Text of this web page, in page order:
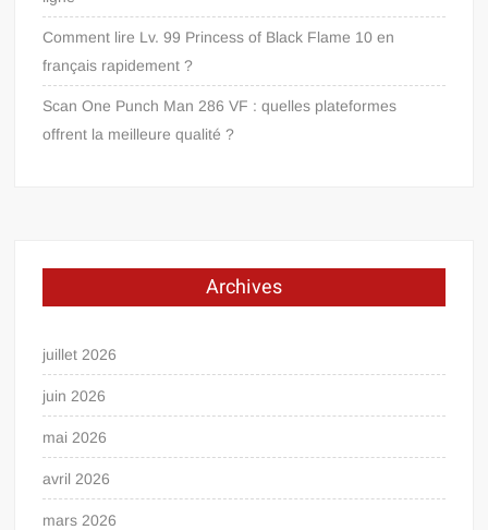
Comment lire Lv. 99 Princess of Black Flame 10 en
français rapidement ?
Scan One Punch Man 286 VF : quelles plateformes
offrent la meilleure qualité ?
Archives
juillet 2026
juin 2026
mai 2026
avril 2026
mars 2026